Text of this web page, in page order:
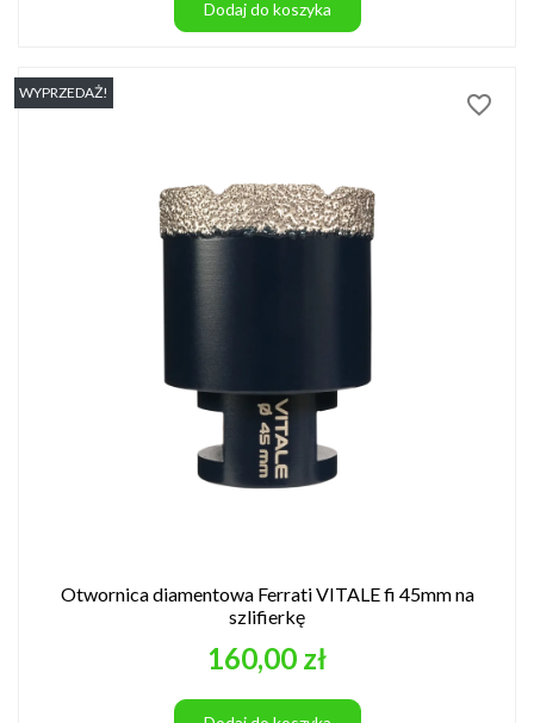
Dodaj do koszyka
Otwornica diamentowa Ferrati VITALE fi 45mm na
szlifierkę
Cena
160,00 zł
WYPRZEDAŻ! favorite_border